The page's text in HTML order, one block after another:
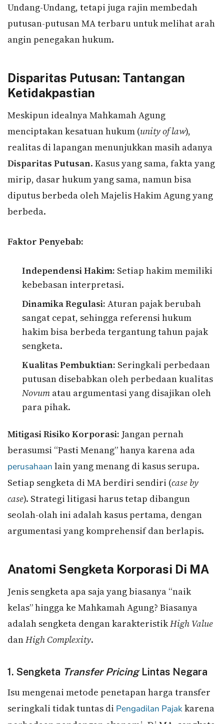
Undang-Undang, tetapi juga rajin membedah
putusan-putusan MA terbaru untuk melihat arah
angin penegakan hukum.
Disparitas Putusan: Tantangan
Ketidakpastian
Meskipun idealnya Mahkamah Agung
menciptakan kesatuan hukum (unity of law),
realitas di lapangan menunjukkan masih adanya
Disparitas Putusan. Kasus yang sama, fakta yang
mirip, dasar hukum yang sama, namun bisa
diputus berbeda oleh Majelis Hakim Agung yang
berbeda.
Faktor Penyebab:
Independensi Hakim: Setiap hakim memiliki
kebebasan interpretasi.
Dinamika Regulasi: Aturan pajak berubah
sangat cepat, sehingga referensi hukum
hakim bisa berbeda tergantung tahun pajak
sengketa.
Kualitas Pembuktian: Seringkali perbedaan
putusan disebabkan oleh perbedaan kualitas
Novum atau argumentasi yang disajikan oleh
para pihak.
Mitigasi Risiko Korporasi: Jangan pernah
berasumsi “Pasti Menang” hanya karena ada
perusahaan lain yang menang di kasus serupa.
Setiap sengketa di MA berdiri sendiri (case by
case). Strategi litigasi harus tetap dibangun
seolah-olah ini adalah kasus pertama, dengan
argumentasi yang komprehensif dan berlapis.
Anatomi Sengketa Korporasi Di MA
Jenis sengketa apa saja yang biasanya “naik
kelas” hingga ke Mahkamah Agung? Biasanya
adalah sengketa dengan karakteristikHigh Value
danHigh Complexity.
1. Sengketa Transfer PricingLintas Negara
Isu mengenai metode penetapan harga transfer
seringkali tidak tuntas di Pengadilan Pajakkarena